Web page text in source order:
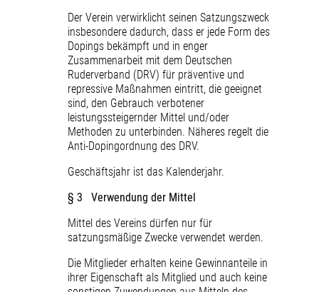
Der Verein verwirklicht seinen Satzungszweck
insbesondere dadurch, dass er jede Form des
Dopings bekämpft und in enger
Zusammenarbeit mit dem Deutschen
Ruderverband (DRV) für präventive und
repressive Maßnahmen eintritt, die geeignet
sind, den Gebrauch verbotener
leistungssteigernder Mittel und/oder
Methoden zu unterbinden. Näheres regelt die
Anti-Dopingordnung des DRV.
Geschäftsjahr ist das Kalenderjahr.
§ 3 Verwendung der Mittel
Mittel des Vereins dürfen nur für
satzungsmäßige Zwecke verwendet werden.
Die Mitglieder erhalten keine Gewinnanteile in
ihrer Eigenschaft als Mitglied und auch keine